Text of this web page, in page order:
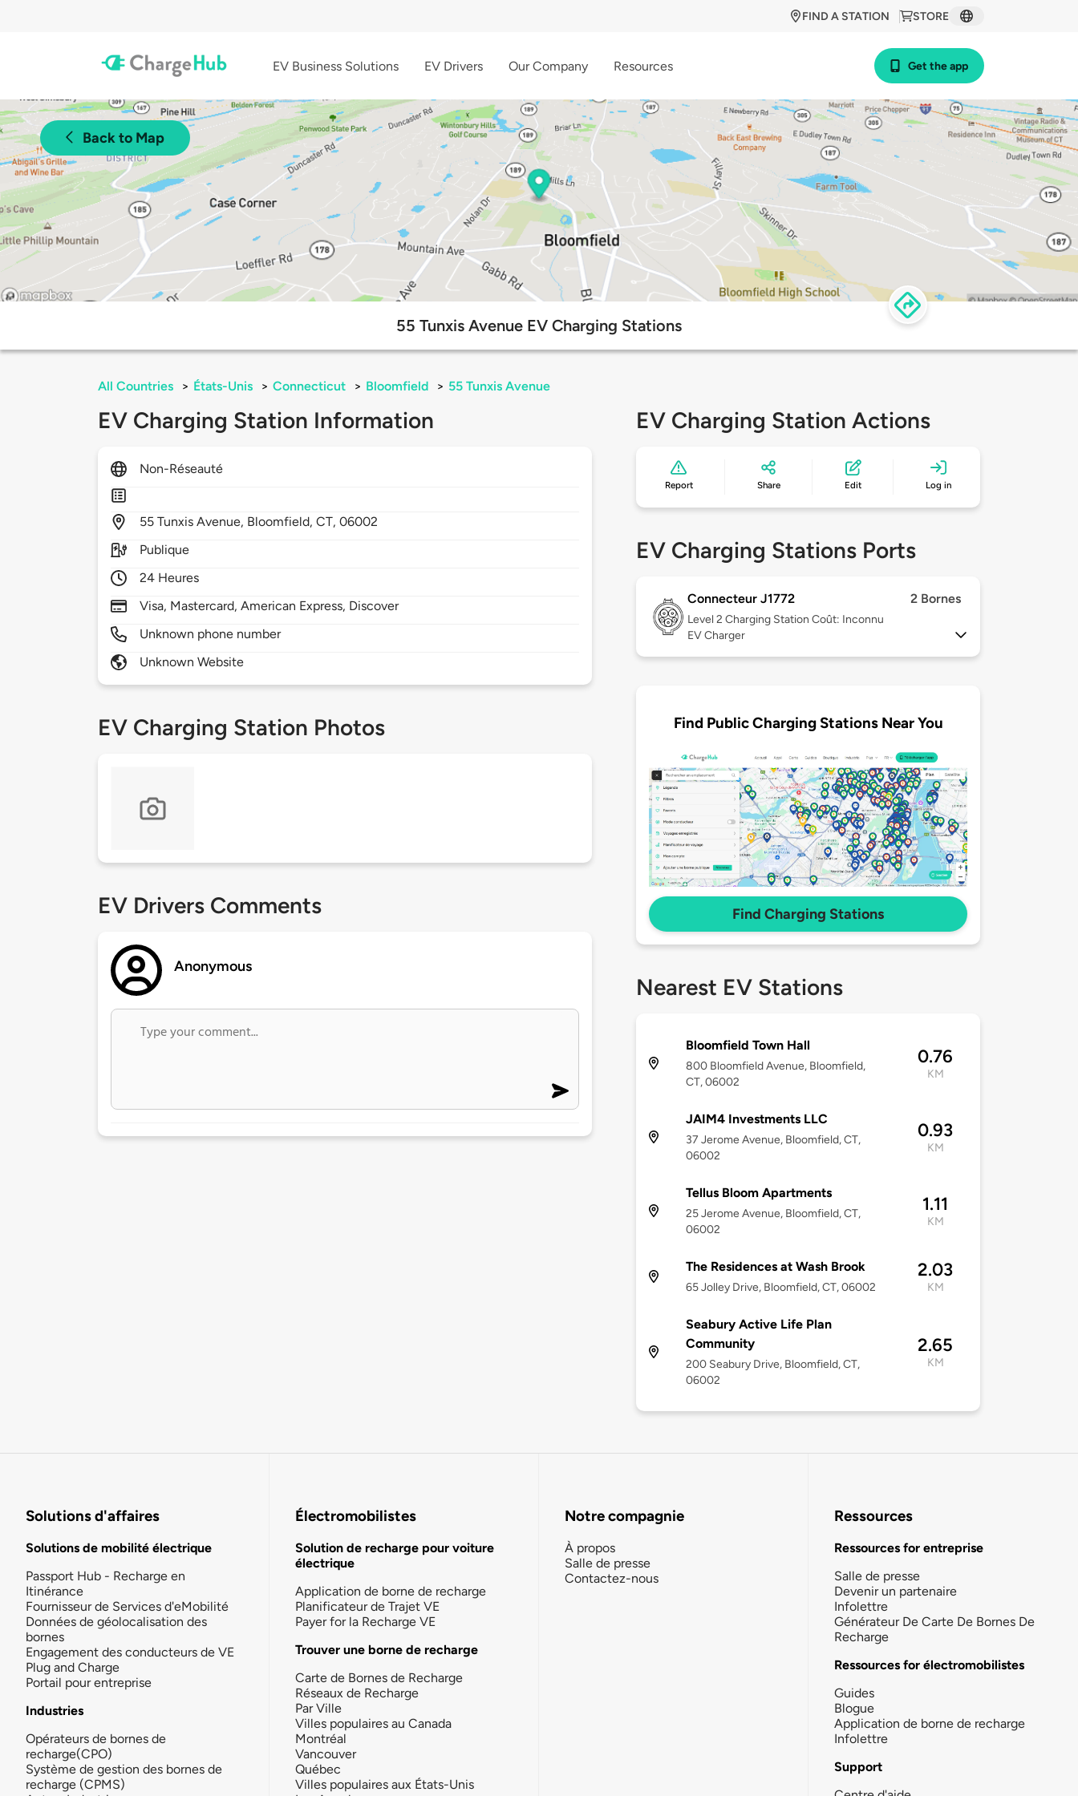
STORE
FIND A STATION
EV Business Solutions EV Drivers Our Company Resources Get the app
Back to Map
55 Tunxis Avenue EV Charging Stations
All Countries > États-Unis > Connecticut > Bloomfield > 55 Tunxis Avenue
EV Charging Station Information
Non-Réseauté
55Tunxis Avenue, Bloomfield,CT,06002
Publique
24 Heures
Visa, Mastercard, American Express, Discover
Unknown phone number
Unknown Website
EV Charging Station Photos
EV Drivers Comments
Anonymous
EV Charging Station Actions
Report Share Edit Log in
EV Charging Stations Ports
Connecteur J1772 2 Bornes
Level 2 Charging Station Coût: Inconnu
EV Charger
Find Public Charging Stations Near You
Find Charging Stations
Nearest EV Stations
Bloomfield Town Hall
800 Bloomfield Avenue, Bloomfield,
CT, 06002
0.76
KM
JAIM4 Investments LLC
37 Jerome Avenue, Bloomfield, CT,
06002
0.93
KM
Tellus Bloom Apartments
25 Jerome Avenue, Bloomfield, CT,
06002
1.11
KM
The Residences at Wash Brook
65 Jolley Drive, Bloomfield, CT, 06002
2.03
KM
Seabury Active Life Plan
Community
200 Seabury Drive, Bloomfield, CT,
06002
2.65
KM
Solutions d'affaires
Solutions de mobilité électrique
Passport Hub - Recharge en
Itinérance
Fournisseur de Services d'eMobilité
Données de géolocalisation des
bornes
Engagement des conducteurs de VE
Plug and Charge
Portail pour entreprise
Industries
Opérateurs de bornes de
recharge(CPO)
Système de gestion des bornes de
recharge (CPMS)
Électromobilistes
Solution de recharge pour voiture
électrique
Application de borne de recharge
Planificateur de Trajet VE
Payer for la Recharge VE
Trouver une borne de recharge
Carte de Bornes de Recharge
Réseaux de Recharge
Par Ville
Villes populaires au Canada
Montréal
Vancouver
Québec
Villes populaires aux États-Unis
Notre compagnie
À propos
Salle de presse
Contactez-nous
Ressources
Ressources for entreprise
Salle de presse
Devenir un partenaire
Infolettre
Générateur De Carte De Bornes De
Recharge
Ressources for électromobilistes
Guides
Blogue
Application de borne de recharge
Infolettre
Support